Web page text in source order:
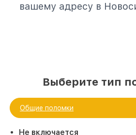
вашему адресу в
Выберите тип
Общие поломки
Не включается